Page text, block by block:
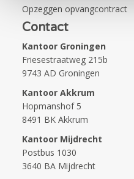
Opzeggen opvangcontract
Contact
Kantoor Groningen
Friesestraatweg 215b
9743 AD Groningen
Kantoor Akkrum
Hopmanshof 5
8491 BK Akkrum
Kantoor Mijdrecht
Postbus 1030
3640 BA Mijdrecht